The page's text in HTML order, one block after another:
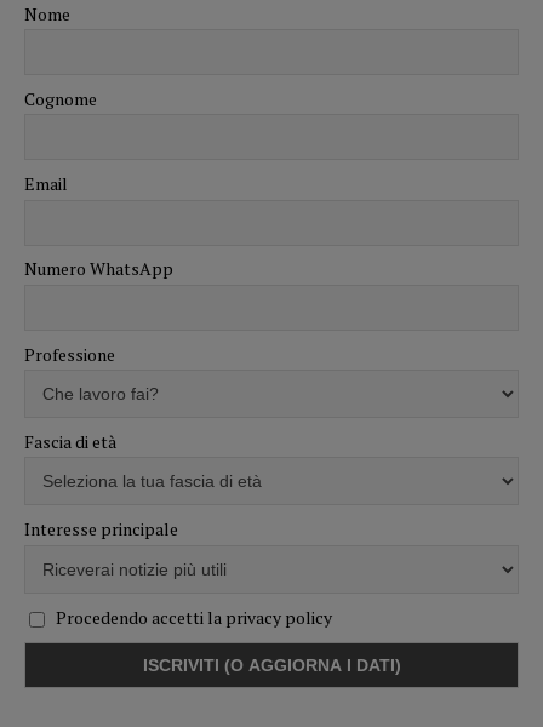
Nome
Cognome
Email
Numero WhatsApp
Professione
Fascia di età
Interesse principale
Procedendo accetti la privacy policy